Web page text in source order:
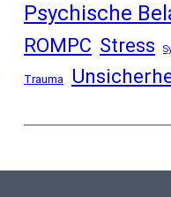
Psychische
ROMPC Stress
Trauma